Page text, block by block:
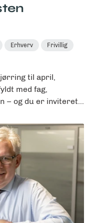
Erhverv Frivillig
til april,
med fag,
– og du er inviteret...